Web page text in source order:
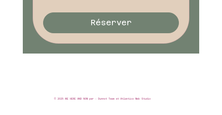
Réserver
© 2025 ME HERE AND NOW par : Dunnot Team et Atlantico Web Studio